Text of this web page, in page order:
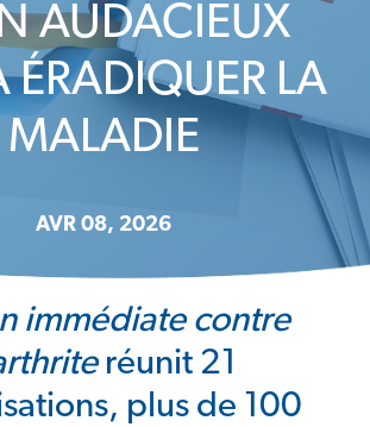
AUDACIEUX
ÉRADIQUER LA
MALADIE
AVR 08, 2026
immédiate contre
réunit 21
plus de 100